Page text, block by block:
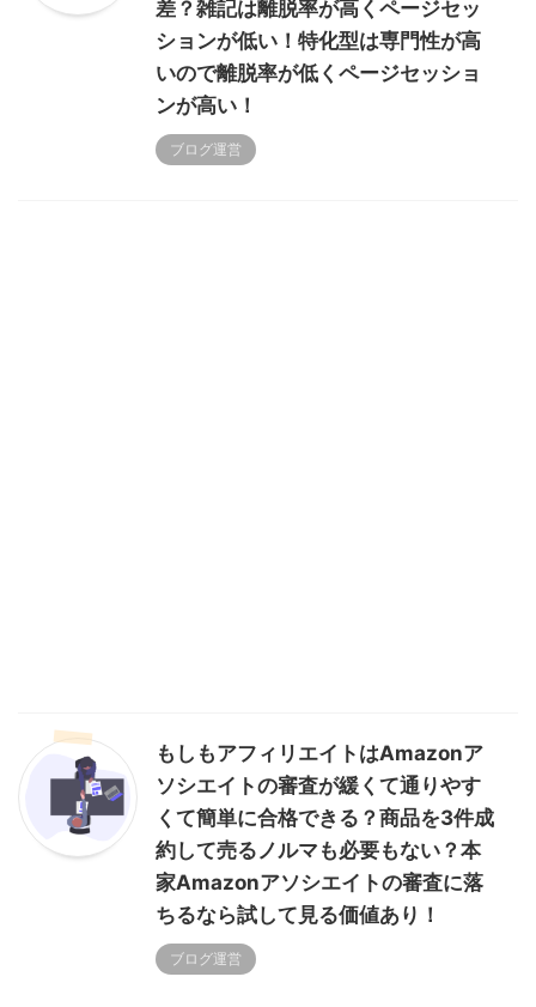
差？雑記は離脱率が高くページセッ
ションが低い！特化型は専門性が高
いので離脱率が低くページセッショ
ンが高い！
ブログ運営
もしもアフィリエイトはAmazonア
ソシエイトの審査が緩くて通りやす
くて簡単に合格できる？商品を3件成
約して売るノルマも必要もない？本
家Amazonアソシエイトの審査に落
ちるなら試して見る価値あり！
ブログ運営